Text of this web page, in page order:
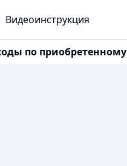
Видеоинструкция
по приобретенному